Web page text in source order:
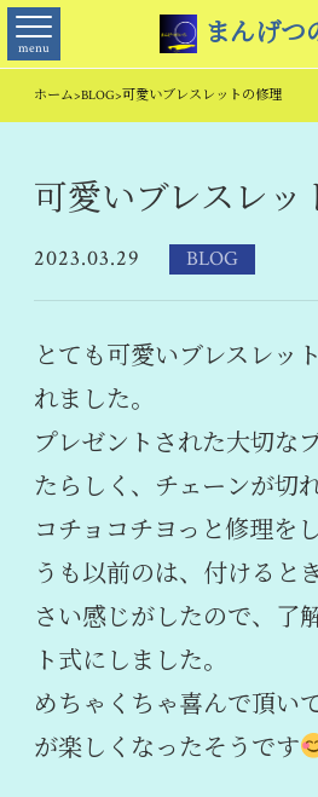
まんげつ
menu
ホーム>BLOG>可愛いブレスレットの修理
可愛いブレスレッ
2023.03.29 BLOG
とても可愛いブレスレッ
れました。
プレゼントされた大切な
たらしく、チェーンが切
コチョコチヨっと修理を
うも以前のは、付けると
さい感じがしたので、了
ト式にしました。
めちゃくちゃ喜んで頂い
が楽しくなったそうです